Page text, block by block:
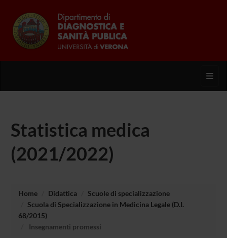
Statistica medica
(2021/2022)
Home Didattica
Scuole di specializzazione
Scuola di Specializzazione in Medicina Legale (D.I.
68/2015)
Insegnamenti promessi